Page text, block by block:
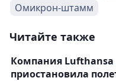
Омикрон-штамм
Читайте также
Компания
приостановила